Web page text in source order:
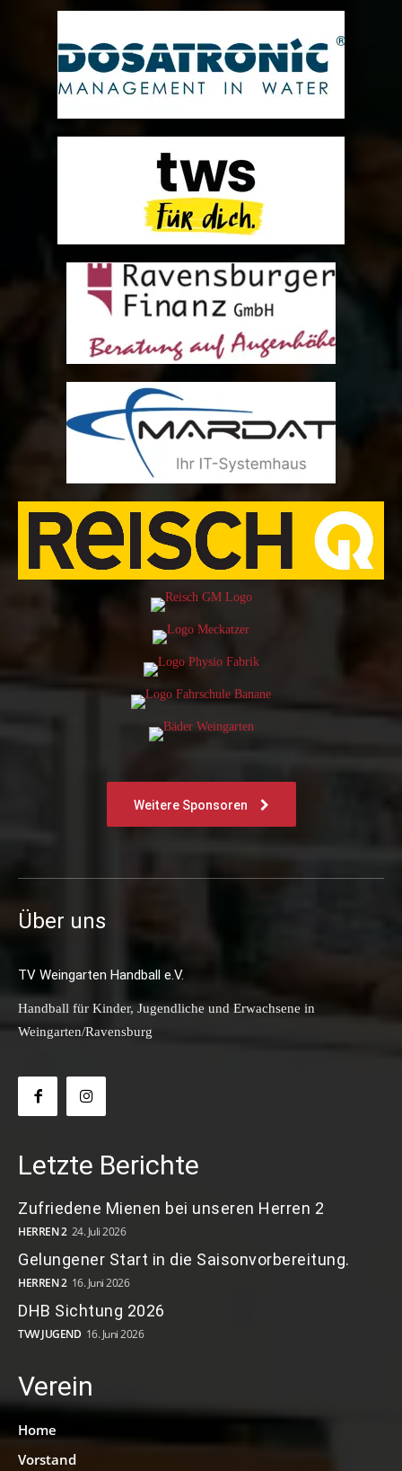
Weitere Sponsoren
Über uns
TV Weingarten Handball e.V.
Handball für Kinder, Jugendliche und Erwachsene in
Weingarten/Ravensburg
Letzte Berichte
Zufriedene Mienen bei unseren Herren 2
HERREN 2 24. Juli 2026
Gelungener Start in die Saisonvorbereitung.
HERREN 2 16. Juni 2026
DHB Sichtung 2026
TVW JUGEND 16. Juni 2026
Verein
Home
Vorstand